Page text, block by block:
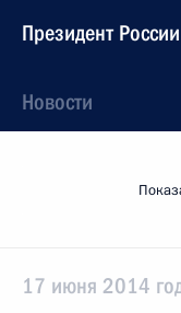
Президент России
Новости
17 июня 2014